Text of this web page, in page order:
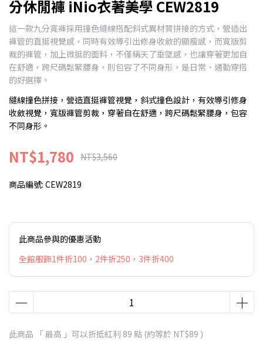
分休閒褲 iNio衣著美學 CEW2819
這一款九分寬褲採用撞色縫線搭配斜式異材質拼接的方式，營造出
褲管的直挺視覺感，同時有效導引出修身收斂的顯瘦感，而寬版剪
裁的褲管，加上微挺的面料，不僅稱天了垂墜感，也讓穿著更加自
在舒適，跨尺碼鬆緊腰身，則包容了不同身形，是日常、通勤穿搭
的好選擇。
縫線撞色拼接，營造直挺褲管視覺，斜式撞色設計，有效導引修身
收斂視覺，寬版褲管剪裁，穿著自在舒適，跨尺碼鬆緊腰身，包容
不同身形。
NT$1,780 NT$3,560
商品編號: CEW2819
此商品參與的優惠活動
全館服飾1件折100，2件折250，3件折400
此商品 「 最高 」可以折抵紅利 89 點 (約等於 NT$89 )